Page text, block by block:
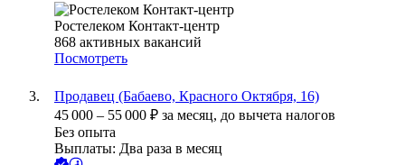
Ростелеком Контакт-центр
868 активных вакансий
Посмотреть
Продавец (Бабаево, Красного Октября, 16)
45 000 – 55 000 ₽ за месяц, до вычета налогов
Без опыта
Выплаты: Два раза в месяц